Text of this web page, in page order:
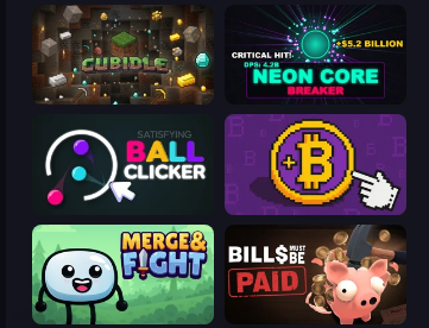
Cubidle Neon Core Breaker
Satisfying Ball Clicker Money Maker
Merge & Fight Bills Must Be Paid